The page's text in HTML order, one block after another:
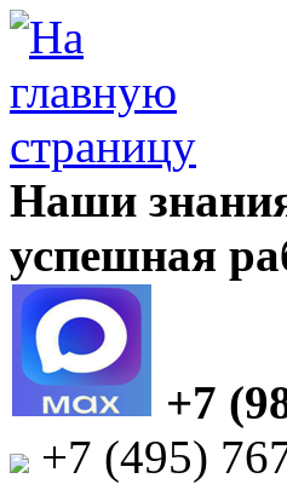
Наши
успешная
+7
+7 (495)